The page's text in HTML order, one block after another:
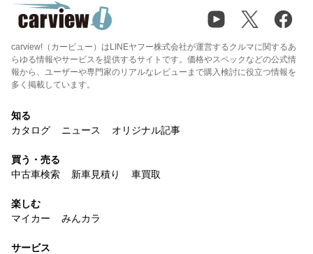
carview!（カービュー）はLINEヤフー株式会社が運営するクルマに関するあ
らゆる情報やサービスを提供するサイトです。価格やスペックなどの公式情
報から、ユーザーや専門家のリアルなレビューまで購入検討に役立つ情報を
多く掲載しています。
知る
カタログ
ニュース オリジナル記事
買う・売る
中古車検索
新車見積り 車買取
楽しむ
マイカー
みんカラ
サービス